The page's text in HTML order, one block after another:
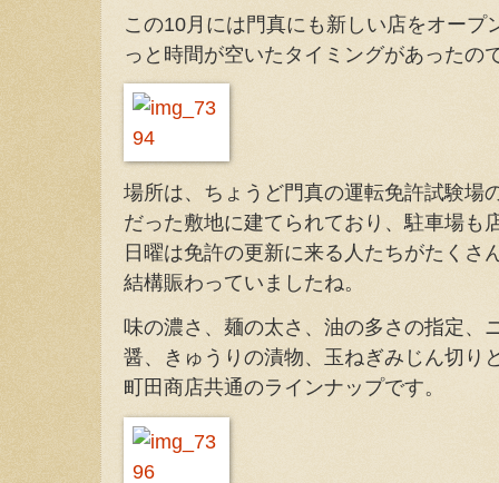
この10月には門真にも新しい店をオープ
っと時間が空いたタイミングがあったの
場所は、ちょうど門真の運転免許試験場
だった敷地に建てられており、駐車場も
日曜は免許の更新に来る人たちがたくさ
結構賑わっていましたね。
味の濃さ、麺の太さ、油の多さの指定、
醤、きゅうりの漬物、玉ねぎみじん切り
町田商店共通のラインナップです。